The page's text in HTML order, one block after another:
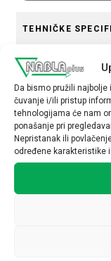
Da bismo pružili
čuvanje i/ili pristup
tehnologijama će nam
ponašanje pri
Nepristanak ili
određene karakteristike
TEHNIČKE
Boja
Zelena
Tip opreme
glava tipkala